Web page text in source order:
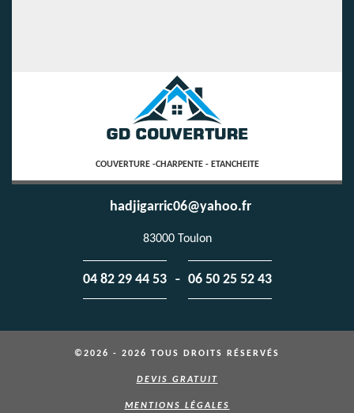
COUVERTURE -CHARPENTE - ETANCHEITE
hadjigarric06@yahoo.fr
83000 Toulon
04 82 29 44 53 - 06 50 25 52 43
©2026 - 2026 TOUS DROITS RÉSERVÉS
DEVIS GRATUIT
MENTIONS LÉGALES